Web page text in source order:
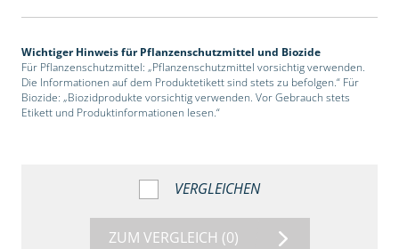
Wichtiger Hinweis für Pflanzenschutzmittel und Biozide
Für Pflanzenschutzmittel: „Pflanzenschutzmittel vorsichtig verwenden.
Die Informationen auf dem Produktetikett sind stets zu befolgen.“ Für
Biozide: „Biozidprodukte vorsichtig verwenden. Vor Gebrauch stets
Etikett und Produktinformationen lesen.“
VERGLEICHEN
ZUM VERGLEICH (0)